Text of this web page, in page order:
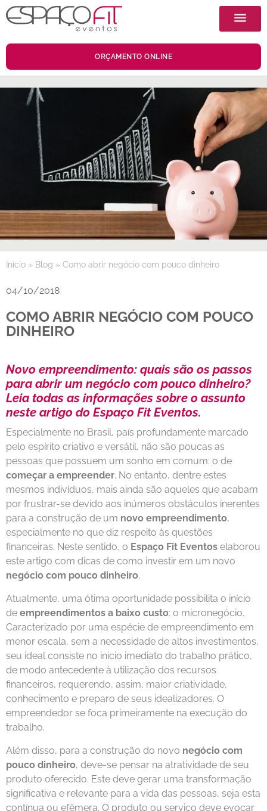
ORÇAMENTO ONLINE
Início » Blog » Como abrir negócio com pouco dinheiro
04/10/2018
COMO ABRIR NEGÓCIO COM POUCO
DINHEIRO
Novo empreendimento: quais são os passos
para abrir um negócio com pouco dinheiro?
Leia todas as informações sobre o assunto
neste artigo do Espaço Fit Eventos.
Especialmente no Brasil, país profundamente marcado
pelo espírito criativo e versátil, não são poucas as
pessoas que possuem um sonho em comum: o de
começar a empreender. No entanto, dentre estes
mesmos indivíduos, mais ainda são aqueles que acabam
por frustrar-se devido aos inúmeros obstáculos inerentes
para a construção de um novo empreendimento,
especialmente no que diz respeito às questões
financeiras. Neste sentido, o Espaço Fit Eventos elaborou
este artigo com dicas de como investir em um novo
negócio com pouco dinheiro.
Atualmente, uma ótima oportunidade possibilita o início
de empreendimentos a baixo custo: o micronegócio.
Caracterizado por uma espécie de empreendimento em
menor escala, sem a necessidade de altos investimentos,
seu ideal consiste no inicio imediato do trabalho prático,
de modo antecedente à utilização dos recursos
financeiros, requerendo, assim, maior criatividade,
conhecimento e preparo de seus idealizadores. O
empreendedor se foca primeiramente na execução do
trabalho.
Além disso, para a construção do novo negócio com
pouco dinheiro, deve-se pensar na atratividade de seu
produto oferecido. Este deve gerar uma transformação
significativa e relevante para a vida das pessoas, seja esta
contínua ou efêmera. O produto ou serviço deve evocar